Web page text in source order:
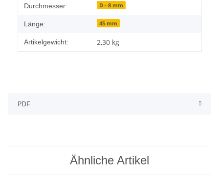
Produkteigenschaft
Wert
Durchmesser: D - 8 mm
Länge: 45 mm
Artikelgewicht: 2,30 kg
PDF
Ähnliche Artikel